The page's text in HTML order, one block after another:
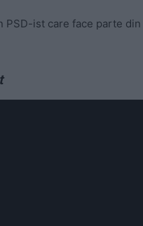
ist care face parte